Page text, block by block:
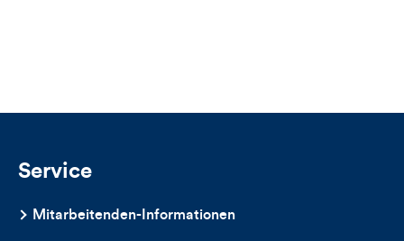
Service
Mitarbeitenden-Informationen